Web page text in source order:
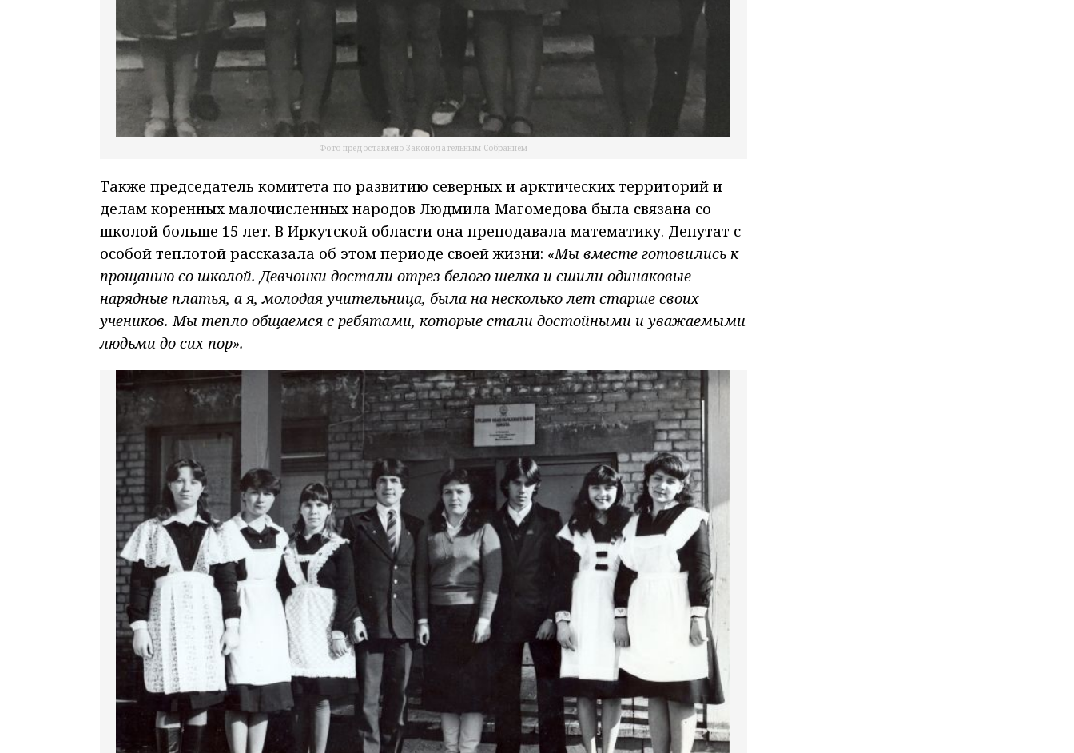
Фото предоставлено Законодательным Собранием
Также председатель комитета по развитию северных и арктических территорий и
делам коренных малочисленных народов Людмила Магомедова была связана со
школой больше 15 лет. В Иркутской области она преподавала математику. Депутат с
особой теплотой рассказала об этом периоде своей жизни: «Мы вместе готовились к
прощанию со школой. Девчонки достали отрез белого шелка и сшили одинаковые
нарядные платья, а я, молодая учительница, была на несколько лет старше своих
учеников. Мы тепло общаемся с ребятами, которые стали достойными и уважаемыми
людьми до сих пор».